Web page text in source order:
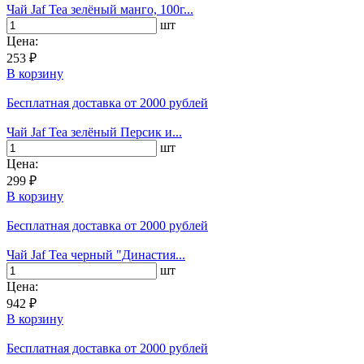
Чай Jaf Tea зелёный манго, 100г...
шт
Цена:
253 ₽
В корзину
Бесплатная доставка от 2000 рублей
Чай Jaf Tea зелёный Персик и...
шт
Цена:
299 ₽
В корзину
Бесплатная доставка от 2000 рублей
Чай Jaf Tea черный "Династия...
шт
Цена:
942 ₽
В корзину
Бесплатная доставка от 2000 рублей